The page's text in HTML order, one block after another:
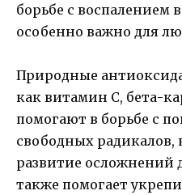
борьбе с воспалением
особенно важно для
Природные
как витамин С, бета-
помогают в борьбе с
свободных радикалов,
развитие осложнений
также помогает